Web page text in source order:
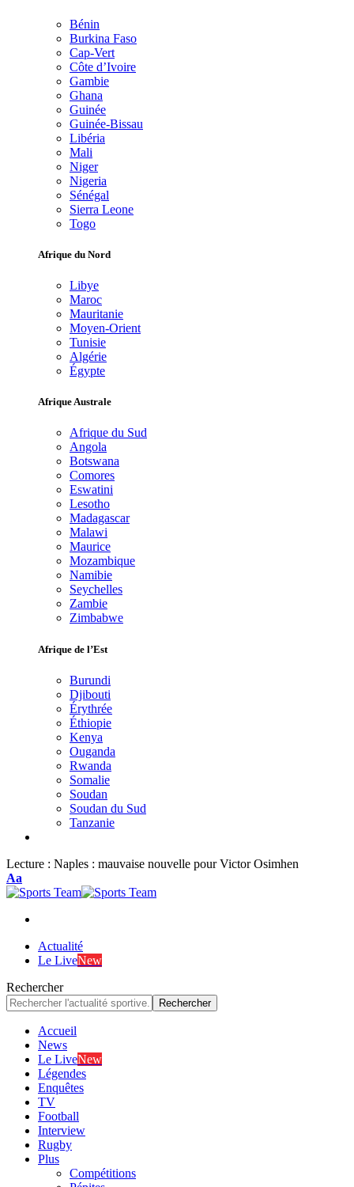
Bénin
Burkina Faso
Cap-Vert
Côte d’Ivoire
Gambie
Ghana
Guinée
Guinée-Bissau
Libéria
Mali
Niger
Nigeria
Sénégal
Sierra Leone
Togo
Afrique du Nord
Libye
Maroc
Mauritanie
Moyen-Orient
Tunisie
Algérie
Égypte
Afrique Australe
Afrique du Sud
Angola
Botswana
Comores
Eswatini
Lesotho
Madagascar
Malawi
Maurice
Mozambique
Namibie
Seychelles
Zambie
Zimbabwe
Afrique de l’Est
Burundi
Djibouti
Érythrée
Éthiopie
Kenya
Ouganda
Rwanda
Somalie
Soudan
Soudan du Sud
Tanzanie
Lecture : Naples : mauvaise nouvelle pour Victor Osimhen
Font
Resizer
Aa
Actualité
Le LiveNew
Rechercher
Accueil
News
Le LiveNew
Légendes
Enquêtes
TV
Football
Interview
Rugby
Plus
Compétitions